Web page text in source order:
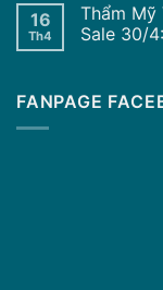
16
Th4
Thẩm Mỹ
Sale 30/
FANPAGE